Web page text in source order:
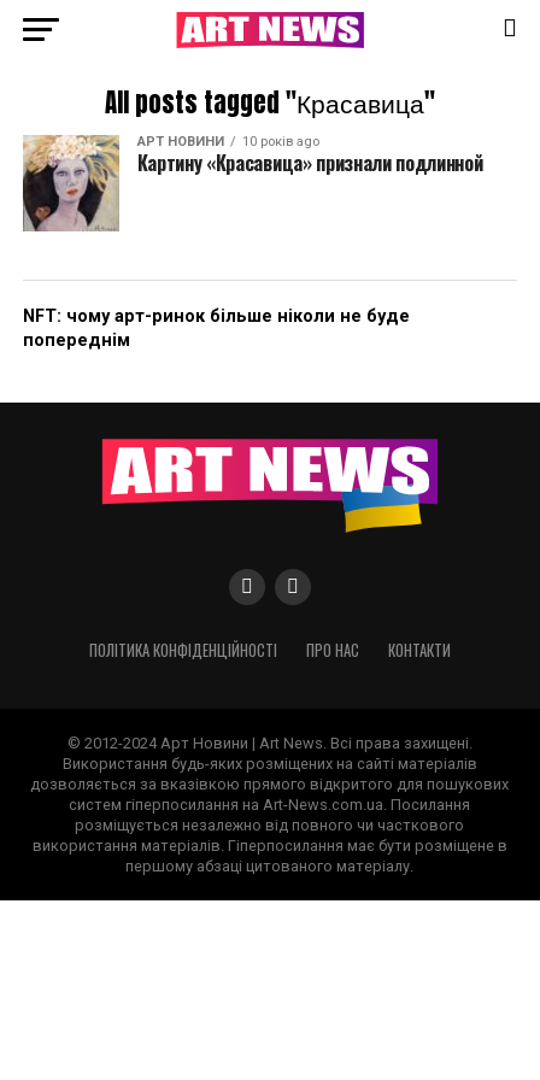
All posts tagged "Красавица"
АРТ НОВИНИ 10 років ago
Картину «Красавица» признали подлинной
NFT: чому арт-ринок більше ніколи не буде
попереднім
ПОЛІТИКА КОНФІДЕНЦІЙНОСТІ ПРО НАС КОНТАКТИ
© 2012-2024 Арт Новини | Art News. Всі права захищені.
Використання будь-яких розміщених на сайті матеріалів
дозволяється за вказівкою прямого відкритого для пошукових
систем гіперпосилання на Art-News.com.ua. Посилання
розміщується незалежно від повного чи часткового
використання матеріалів. Гіперпосилання має бути розміщене в
першому абзаці цитованого матеріалу.